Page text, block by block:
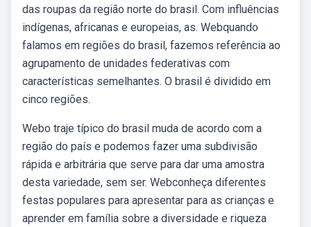
das roupas da região norte do brasil. Com influências
indígenas, africanas e europeias, as. Webquando
falamos em regiões do brasil, fazemos referência ao
agrupamento de unidades federativas com
características semelhantes. O brasil é dividido em
cinco regiões.
Webo traje típico do brasil muda de acordo com a
região do país e podemos fazer uma subdivisão
rápida e arbitrária que serve para dar uma amostra
desta variedade, sem ser. Webconheça diferentes
festas populares para apresentar para as crianças e
aprender em família sobre a diversidade e riqueza